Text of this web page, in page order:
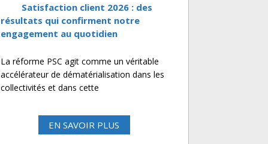
Satisfaction client 2026 : des
résultats qui confirment notre
engagement au quotidien
La réforme PSC agit comme un véritable
accélérateur de dématérialisation dans les
collectivités et dans cette
EN SAVOIR PLUS